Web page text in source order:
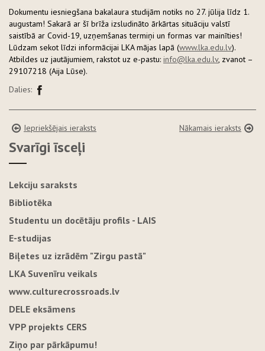
Dokumentu iesniegšana bakalaura studijām notiks no 27. jūlija līdz 1.
augustam! Sakarā ar šī brīža izsludināto ārkārtas situāciju valstī
saistībā ar Covid-19, uzņemšanas termiņi un formas var mainīties!
Lūdzam sekot līdzi informācijai LKA mājas lapā (www.lka.edu.lv).
Atbildes uz jautājumiem, rakstot uz e-pastu: info@lka.edu.lv, zvanot –
29107218 (Aija Lūse).
Dalies:
Iepriekšējais ieraksts Nākamais ieraksts
Svarīgi īsceļi
Lekciju saraksts
Bibliotēka
Studentu un docētāju profils - LAIS
E-studijas
Biļetes uz izrādēm "Zirgu pastā"
LKA Suvenīru veikals
www.culturecrossroads.lv
DELE eksāmens
VPP projekts CERS
Ziņo par pārkāpumu!